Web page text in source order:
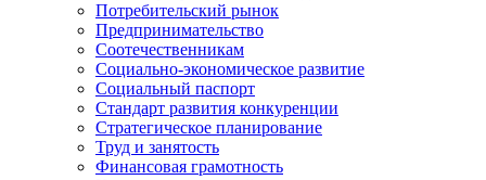
Потребительский рынок
Предпринимательство
Соотечественникам
Социально-экономическое развитие
Социальный паспорт
Стандарт развития конкуренции
Стратегическое планирование
Труд и занятость
Финансовая грамотность